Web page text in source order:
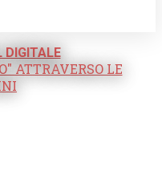
DIGITALE
ATTRAVERSO LE